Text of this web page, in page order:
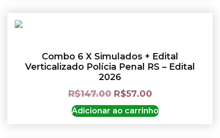
Combo 6 X Simulados + Edital
Verticalizado Polícia Penal RS – Edital
2026
R$147.00 R$57.00
Adicionar ao carrinho